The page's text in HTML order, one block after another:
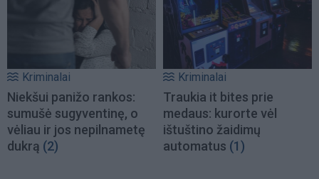
Kriminalai
Niekšui panižo rankos:
sumušė sugyventinę, o
vėliau ir jos nepilnametę
dukrą (2)
Kriminalai
Traukia it bites prie
medaus: kurorte vėl
ištuštino žaidimų
automatus (1)